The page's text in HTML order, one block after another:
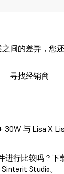
间的差异，您
寻找经销商
30W 与 Lisa X
进行比较吗？下
Sinterit Studio。